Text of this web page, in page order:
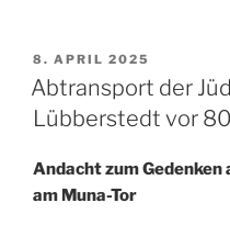
VERÖFFENTLICHT
AM
8. APRIL 2025
Abtransport der
Lübberstedt vor
Andacht zum
am Muna-Tor